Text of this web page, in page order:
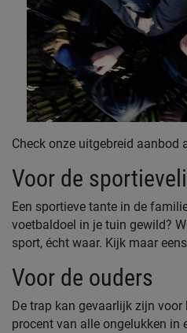
Check onze uitgebreid aanbod
Voor de
Een sportieve tante in de
voetbaldoel in je tuin gewild?
sport, écht waar. Kijk maar
Voor de ouders
De trap kan gevaarlijk zijn
procent van alle ongelukken in